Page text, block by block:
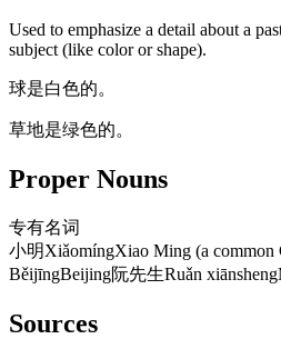
Used to emphasize a detail about a
subject (like color or shape).
球是白色的。
草地是绿色的。
Proper Nouns
专有名词
小明XiǎomíngXiao Ming (a common
BěijīngBeijing阮先生Ruǎn xiānsheng
Sources